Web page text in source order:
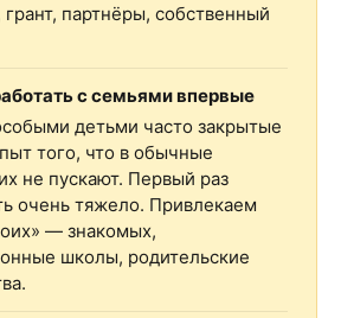
грант, партнёры, собственный
с семьями впервые
детьми часто закрытые
того, что в обычные
не пускают. Первый раз
очень тяжело. Привлекаем
— знакомых,
школы, родительские